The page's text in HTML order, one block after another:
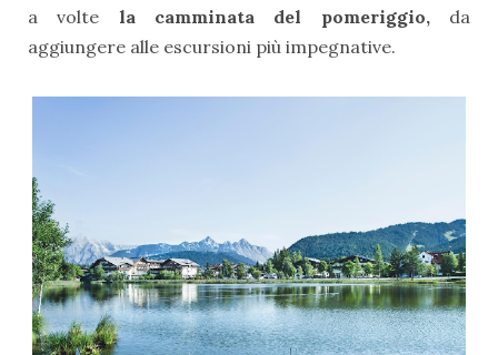
a volte la camminata del pomeriggio, da
aggiungere alle escursioni più impegnative.